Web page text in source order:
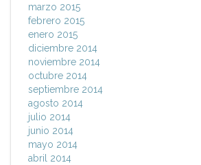
marzo 2015
febrero 2015
enero 2015
diciembre 2014
noviembre 2014
octubre 2014
septiembre 2014
agosto 2014
julio 2014
junio 2014
mayo 2014
abril 2014